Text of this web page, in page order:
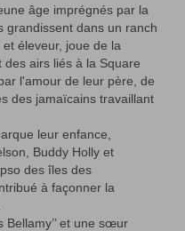
âge imprégnés par la
grandissent dans un ranch
éleveur, joue de la
airs liés à la Square
l'amour de leur père, de
des jamaïcains travaillant
leur enfance,
Buddy Holly et
des îles des
à façonner la
Bellamy’’ et une sœur